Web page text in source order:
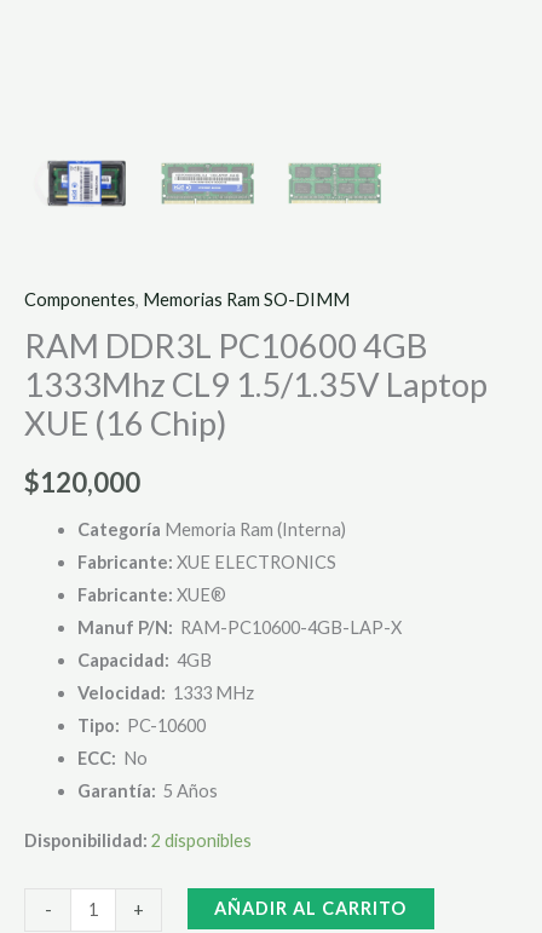
Componentes, Memorias Ram SO-DIMM
RAM DDR3L PC10600 4GB
1333Mhz CL9 1.5/1.35V Laptop
XUE (16 Chip)
$120,000
Categoría Memoria Ram (Interna)
Fabricante: XUE ELECTRONICS
Fabricante: XUE®
Manuf P/N: RAM-PC10600-4GB-LAP-X
Capacidad: 4GB
Velocidad: 1333 MHz
Tipo: PC-10600
ECC: No
Garantía: 5 Años
Disponibilidad: 2 disponibles
- + AÑADIR AL CARRITO